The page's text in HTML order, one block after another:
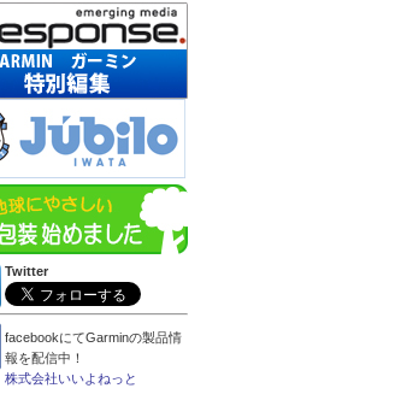
Twitter
facebookにてGarminの製品情
報を配信中！
株式会社いいよねっと